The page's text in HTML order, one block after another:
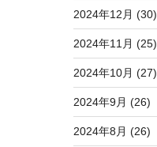
2024年12月 (30)
2024年11月 (25)
2024年10月 (27)
2024年9月 (26)
2024年8月 (26)